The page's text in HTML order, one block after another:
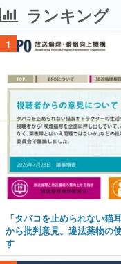
ランキング
1
「タバコを止められない
から批判意見。違法薬物の
す